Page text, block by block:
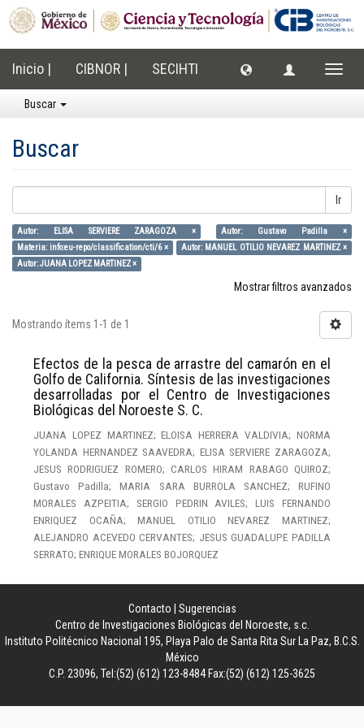
Inicio | CIBNOR | SECIHTI
Buscar
Buscar
Ir
Autor: ELISA SERVIERE ZARAGOZA ×
Autor: Gustavo Padilla ×
Materia: info:eu-repo/classification/cti/6 ×
Autor: MANUEL OTILIO NEVAREZ MARTINEZ ×
Autor: JUANA LOPEZ MARTINEZ ×
Mostrar filtros avanzados
Mostrando ítems 1-1 de 1
Efectos de la pesca de arrastre del camarón en el
Golfo de California. Síntesis de las investigaciones
desarrolladas por el Centro de Investigaciones
Biológicas del Noroeste S. C.
JUANA LOPEZ MARTINEZ; ELOISA HERRERA VALDIVIA; NORMA
YOLANDA HERNANDEZ SAAVEDRA; ELISA SERVIERE ZARAGOZA;
JESUS RODRIGUEZ ROMERO; CARLOS HIRAM RABAGO QUIROZ;
Gustavo Padilla; MARIA SARA BURROLA SANCHEZ; RUFINO
MORALES AZPEITIA; SERGIO PEDRIN AVILES; LUIS FERNANDO
ENRIQUEZ OCAÑA; MANUEL OTILIO NEVAREZ MARTINEZ;
ALEJANDRO ACEVEDO CERVANTES; JESUS GUADALUPE PADILLA
SERRATO; ENRIQUE MORALES BOJORQUEZ
Contacto
Sugerencias
Centro de Investigaciones Biológicas del Noroeste, s.c.
Instituto Politécnico Nacional 195, Playa Palo de Santa Rita Sur La Paz, B.C.S.
México
C.P. 23096, Tel:(52) (612) 123-8484 Fax:(52) (612) 125-3625